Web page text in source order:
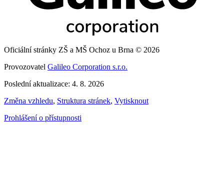
Oficiální stránky ZŠ a MŠ Ochoz u Brna © 2026
Provozovatel Galileo Corporation s.r.o.
Poslední aktualizace: 4. 8. 2026
Změna vzhledu, Struktura stránek, Vytisknout
Prohlášení o přístupnosti